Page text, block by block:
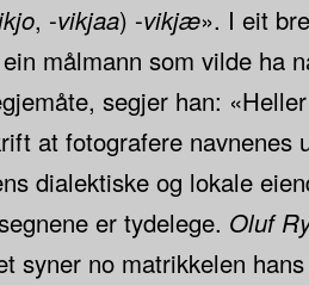
, -vikjaa) -vikjæ». I eit
målmann som vilde ha
segjer han:
at fotografere navnenes
dialektiske og lokale
er tydelege. Oluf
syner no matrikkelen